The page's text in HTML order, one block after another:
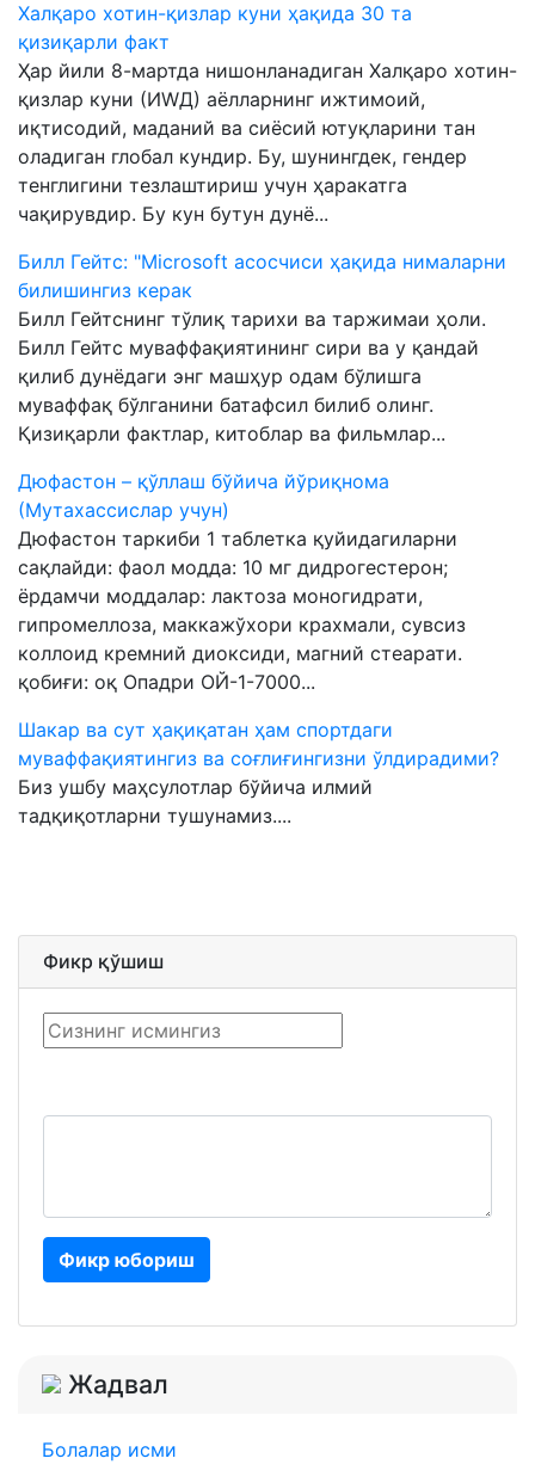
Халқаро хотин-қизлар куни ҳақида 30 та
қизиқарли факт
Ҳар йили 8-мартда нишонланадиган Халқаро хотин-
қизлар куни (ИWД) аёлларнинг ижтимоий,
иқтисодий, маданий ва сиёсий ютуқларини тан
оладиган глобал кундир. Бу, шунингдек, гендер
тенглигини тезлаштириш учун ҳаракатга
чақирувдир. Бу кун бутун дунё...
Билл Гейтс: "Microsoft асосчиси ҳақида нималарни
билишингиз керак
Билл Гейтснинг тўлиқ тарихи ва таржимаи ҳоли.
Билл Гейтс муваффақиятининг сири ва у қандай
қилиб дунёдаги энг машҳур одам бўлишга
муваффақ бўлганини батафсил билиб олинг.
Қизиқарли фактлар, китоблар ва фильмлар...
Дюфастон – қўллаш бўйича йўриқнома
(Мутахассислар учун)
Дюфастон таркиби 1 таблетка қуйидагиларни
сақлайди: фаол модда: 10 мг дидрогестерон;
ёрдамчи моддалар: лактоза моногидрати,
гипромеллоза, маккажўхори крахмали, сувсиз
коллоид кремний диоксиди, магний стеарати.
қобиғи: оқ Опадри ОЙ-1-7000...
Шакар ва сут ҳақиқатан ҳам спортдаги
муваффақиятингиз ва соғлиғингизни ўлдирадими?
Биз ушбу маҳсулотлар бўйича илмий
тадқиқотларни тушунамиз....
Фикр қўшиш
Фикр юбориш
Жадвал
Болалар исми